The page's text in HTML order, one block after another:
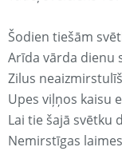
Šodien tiešām
Arīda vārda dienu
Zilus
Upes viļņos kaisu
Lai tie šajā svētku
Nemirstīgas